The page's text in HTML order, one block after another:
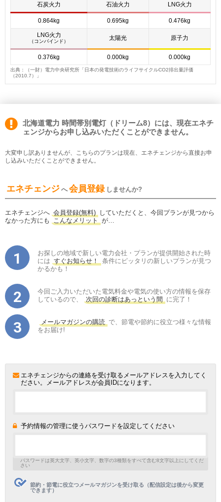
石炭火力
石油火力 LNG火力
0.864kg 0.695kg 0.476kg
LNG火力
（コンバインド） 太陽光 原子力
0.376kg 0.000kg 0.000kg
出典：（一財）電力中央研究所「日本の発電技術のライフサイクルCO2排出量評価
（2010.7）」
北海道電力 時間帯別電灯（ドリーム8）には、現在エネチ
ェンジからお申し込みいただくことができません。
大変申し訳ありませんが、こちらのプランは現在、エネチェンジから直接お申
し込みいただくことができません。
エネチェンジ へ 会員登録 しませんか?
エネチェンジへ 会員登録(無料) していただくと、今回プランが見つから
なかった方にも
こんなメリット が…
お探しの地域で新しい電力会社・プランが提供開始された時
には すぐお知らせ！
条件にピッタリの新しいプランが見つ
かるかも！
今回ご入力いただいた電気料金や電気の使い方の情報を保存
しているので、
次回の診断はあっという間 に完了！
メールマガジンの購読 で、節電や節約に役立つ様々な情報
をお届け!
エネチェンジからの連絡を受け取るメールアドレスを入力してく
ださい。メールアドレスが会員IDになります。
予約情報の管理に使うパスワードを設定してください
パスワードは英大文字、英小文字、数字の3種類をすべて含む8文字以上にしてくだ
さい
節約・節電に役立つメールマガジンを受け取る（配信設定は後から変更
できます）